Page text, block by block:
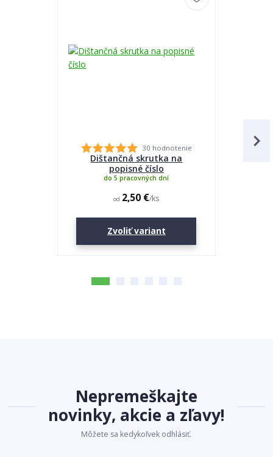
30 hodnotenie
Dištančná skrutka na
popisné číslo
od 2,50 €/ks
do 5 pracovných dní
Zvoliť variant
Nepremeškajte
novinky, akcie a zľavy!
Môžete sa kedykoľvek odhlásiť.